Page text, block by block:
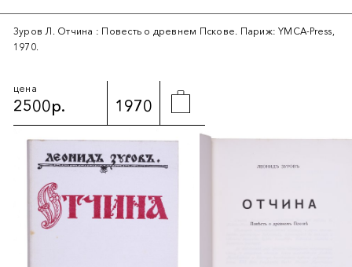
Зуров Л. Отчина : Повесть о древнем Пскове. Париж: YMCA-Press,
1970.
цена
2500р. 1970